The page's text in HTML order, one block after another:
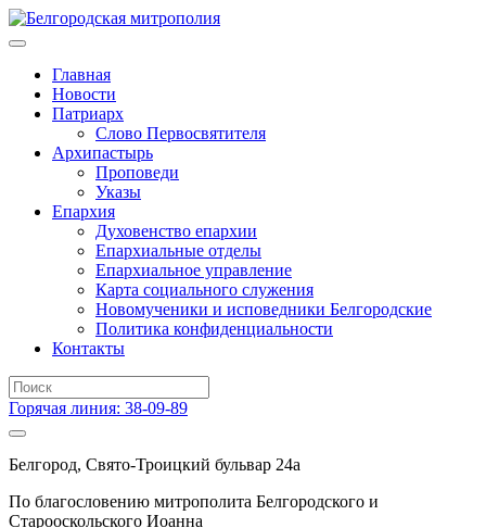
Главная
Новости
Патриарх
Слово Первосвятителя
Архипастырь
Проповеди
Указы
Епархия
Духовенство епархии
Епархиальные отделы
Епархиальное управление
Карта социального служения
Новомученики и исповедники Белгородские
Политика конфиденциальности
Контакты
Горячая линия: 38-09-89
Белгород, Свято-Троицкий бульвар 24а
По благословению митрополита Белгородского и
Старооскольского Иоанна